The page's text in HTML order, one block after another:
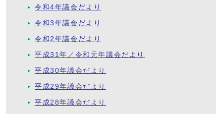
令和4年議会だより
令和3年議会だより
令和2年議会だより
平成31年／令和元年議会だより
平成30年議会だより
平成29年議会だより
平成28年議会だより